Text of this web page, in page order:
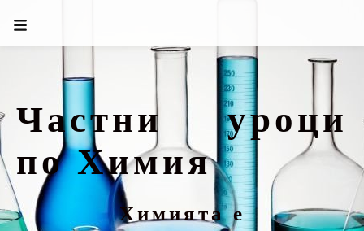
Частни уроци
по Химия
Химията е